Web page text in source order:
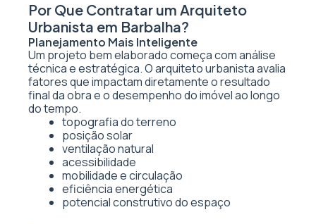
Por Que Contratar um Arquiteto
Urbanista em Barbalha?
Planejamento Mais Inteligente
Um projeto bem elaborado começa com análise
técnica e estratégica. O arquiteto urbanista avalia
fatores que impactam diretamente o resultado
final da obra e o desempenho do imóvel ao longo
do tempo.
topografia do terreno
posição solar
ventilação natural
acessibilidade
mobilidade e circulação
eficiência energética
potencial construtivo do espaço